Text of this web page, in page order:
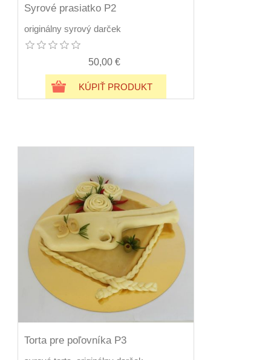
Syrové prasiatko P2
originálny syrový darček
50,00 €
KÚPIŤ PRODUKT
Torta pre poľovníka P3